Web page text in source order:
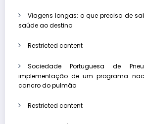
Viagens longas: o que precisa de
saúde ao destino
Restricted content
Sociedade Portuguesa de
implementação de um programa
cancro do pulmão
Restricted content